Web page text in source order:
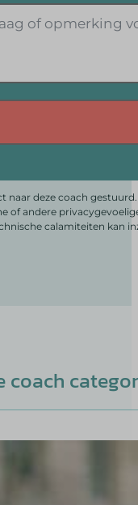
naar deze coach
of andere
calamiteiten kan
coach